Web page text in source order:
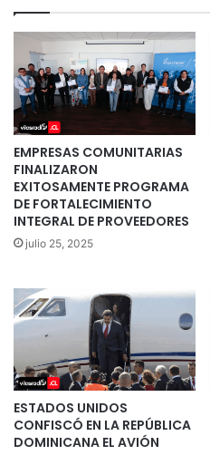
EMPRESAS COMUNITARIAS
FINALIZARON
EXITOSAMENTE PROGRAMA
DE FORTALECIMIENTO
INTEGRAL DE PROVEEDORES
julio 25, 2025
ESTADOS UNIDOS
CONFISCÓ EN LA REPÚBLICA
DOMINICANA EL AVIÓN